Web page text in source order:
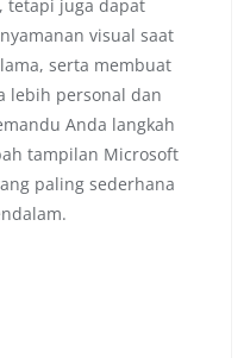
tetapi juga dapat
visual saat
serta membuat
lebih personal dan
Anda langkah
tampilan Microsoft
paling sederhana